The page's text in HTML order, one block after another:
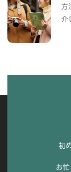
方
介
初
お